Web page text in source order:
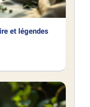
et légendes